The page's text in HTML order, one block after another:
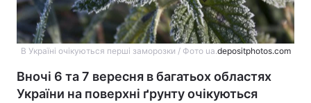
В Україні очікуються перші заморозки / Фото ua.depositphotos.com
Вночі 6 та 7 вересня в багатьох областях
України на поверхні ґрунту очікуються